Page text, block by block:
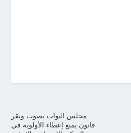
مجلس النواب يصوت ويقر
قانون يمنع إعطاء الأولوية في